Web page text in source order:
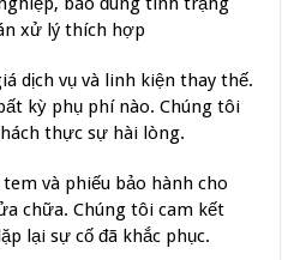
xử lý thích hợp
dịch vụ và linh kiện thay thế.
kỳ phụ phí nào. Chúng tôi
thực sự hài lòng.
và phiếu bảo hành cho
chữa. Chúng tôi cam kết
lại sự cố đã khắc phục.